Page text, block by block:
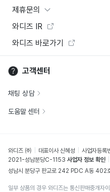
제휴문의
와디즈 IR
와디즈 바로가기
고객센터
채팅 상담
도움말 센터
와디즈 ㈜ 대표이사 신혜성 사업자등
2021-성남분당C-1153 사업자 정보 확인
성남시 분당구 판교로 242 PDC A동 402
일부 상품의 경우 와디즈는 통신판매중개자